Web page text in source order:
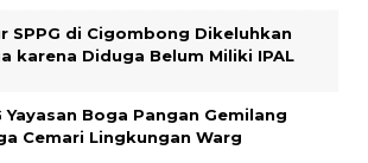
SPPG di Cigombong Dikeluhkan
karena Diduga Belum Miliki IPAL
Yayasan Boga Pangan Gemilang
Cemari Lingkungan Warg